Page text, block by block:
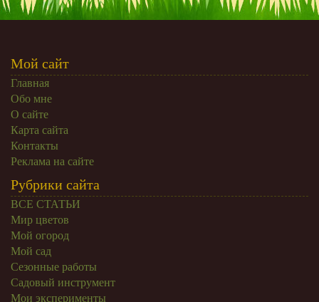
Мой сайт
Главная
Обо мне
О сайте
Карта сайта
Контакты
Реклама на сайте
Рубрики сайта
ВСЕ СТАТЬИ
Мир цветов
Мой огород
Мой сад
Сезонные работы
Садовый инструмент
Мои эксперименты